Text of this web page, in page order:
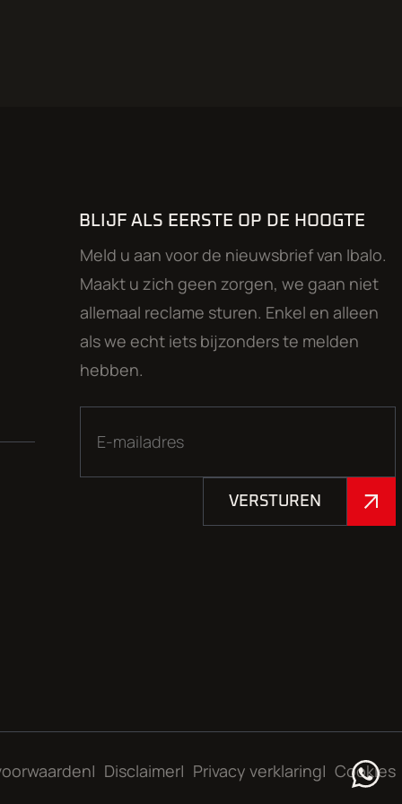
BLIJF ALS EERSTE OP DE HOOGTE
Meld u aan voor de nieuwsbrief van Ibalo.
Maakt u zich geen zorgen, we gaan niet
allemaal reclame sturen. Enkel en alleen
als we echt iets bijzonders te melden
hebben.
VERSTUREN
Disclaimer Privacy verklaring Cookies